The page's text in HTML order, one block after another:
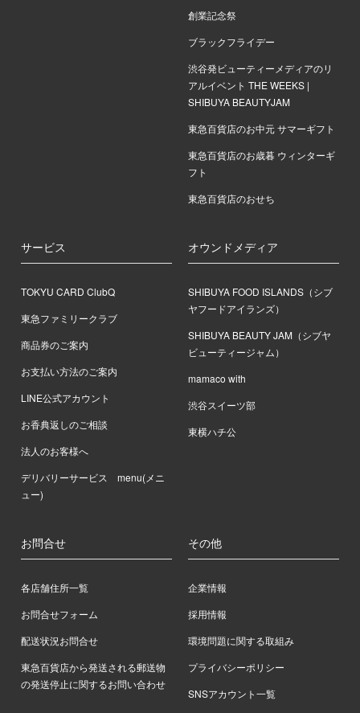
創業記念祭
ブラックフライデー
渋谷発ビューティーメディアのリ
アルイベント THE WEEKS |
SHIBUYA BEAUTYJAM
東急百貨店のお中元 サマーギフト
東急百貨店のお歳暮 ウィンターギ
フト
東急百貨店のおせち
サービス
TOKYU CARD ClubQ
東急ファミリークラブ
商品券のご案内
お支払い方法のご案内
LINE公式アカウント
お香典返しのご相談
法人のお客様へ
デリバリーサービス menu(メニ
ュー)
オウンドメディア
SHIBUYA FOOD ISLANDS（シブ
ヤフードアイランズ）
SHIBUYA BEAUTY JAM（シブヤ
ビューティージャム）
mamaco with
渋谷スイーツ部
東横ハチ公
お問合せ
各店舗住所一覧
お問合せフォーム
配送状況お問合せ
東急百貨店から発送される郵送物
の発送停止に関するお問い合わせ
その他
企業情報
採用情報
環境問題に関する取組み
プライバシーポリシー
SNSアカウント一覧